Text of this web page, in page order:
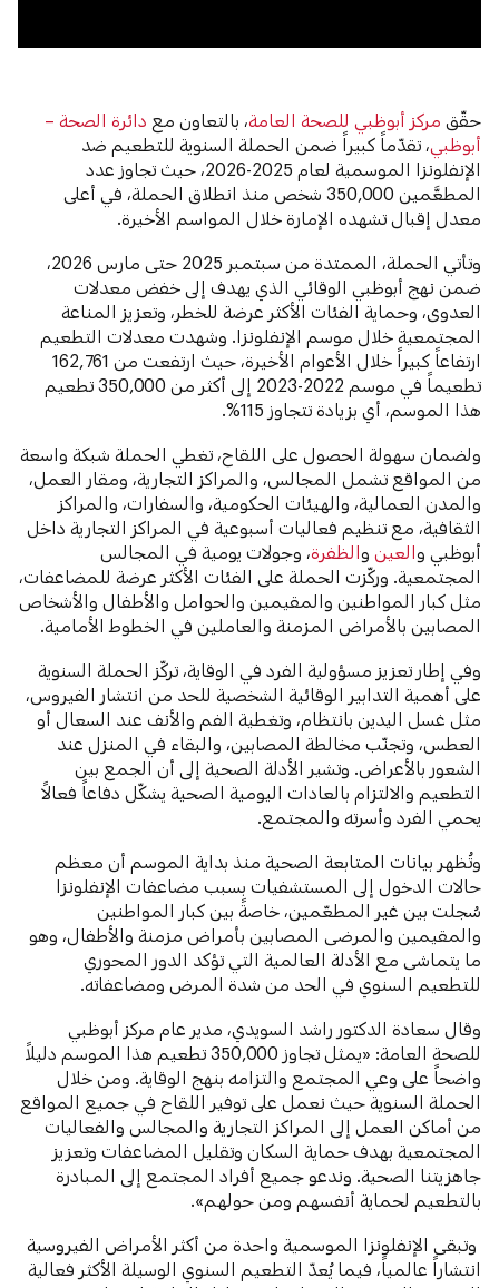
حقّقمركز أبوظبي للصحة العامة، بالتعاون مع دائرة الصحة –
أبوظبي ، تقدّماً كبيراً ضمن الحملة السنوية للتطعيم ضد
الإنفلونزا الموسمية لعام 2025-2026، حيث تجاوز عدد
المطعَّمين 350,000 شخص منذ انطلاق الحملة، في أعلى
معدل إقبال تشهده الإمارة خلال المواسم الأخيرة.
وتأتي الحملة، الممتدة من سبتمبر 2025 حتى مارس 2026،
ضمن نهج أبوظبي الوقائي الذي يهدف إلى خفض معدلات
العدوى، وحماية الفئات الأكثر عرضة للخطر، وتعزيز المناعة
المجتمعية خلال موسم الإنفلونزا. وشهدت معدلات التطعيم
ارتفاعاً كبيراً خلال الأعوام الأخيرة، حيث ارتفعت من 162,761
تطعيماً في موسم 2022-2023 إلى أكثر من 350,000 تطعيم
هذا الموسم، أي بزيادة تتجاوز 115%.
ولضمان سهولة الحصول على اللقاح، تغطي الحملة شبكة واسعة
من المواقع تشمل المجالس، والمراكز التجارية، ومقار العمل،
والمدن العمالية، والهيئات الحكومية، والسفارات، والمراكز
الثقافية، مع تنظيم فعاليات أسبوعية في المراكز التجارية داخل
أبوظبي والعينوالظفرة، وجولات يومية في المجالس
المجتمعية. وركّزت الحملة على الفئات الأكثر عرضة للمضاعفات،
مثل كبار المواطنين والمقيمين والحوامل والأطفال والأشخاص
المصابين بالأمراض المزمنة والعاملين في الخطوط الأمامية.
وفي إطار تعزيز مسؤولية الفرد في الوقاية، تركّز الحملة السنوية
على أهمية التدابير الوقائية الشخصية للحد من انتشار الفيروس،
مثل غسل اليدين بانتظام، وتغطية الفم والأنف عند السعال أو
العطس، وتجنّب مخالطة المصابين، والبقاء في المنزل عند
الشعور بالأعراض. وتشير الأدلة الصحية إلى أن الجمع بين
التطعيم والالتزام بالعادات اليومية الصحية يشكّل دفاعاً فعالاً
يحمي الفرد وأسرته والمجتمع.
وتُظهر بيانات المتابعة الصحية منذ بداية الموسم أن معظم
حالات الدخول إلى المستشفيات بسبب مضاعفات الإنفلونزا
سُجلت بين غير المطعّمين، خاصةً بين كبار المواطنين
والمقيمين والمرضى المصابين بأمراض مزمنة والأطفال، وهو
ما يتماشى مع الأدلة العالمية التي تؤكد الدور المحوري
للتطعيم السنوي في الحد من شدة المرض ومضاعفاته.
وقال سعادة الدكتور راشد السويدي، مدير عام مركز أبوظبي
للصحة العامة: «يمثل تجاوز 350,000 تطعيم هذا الموسم دليلاً
واضحاً على وعي المجتمع والتزامه بنهج الوقاية. ومن خلال
الحملة السنوية حيث نعمل على توفير اللقاح في جميع المواقع
من أماكن العمل إلى المراكز التجارية والمجالس والفعاليات
المجتمعية بهدف حماية السكان وتقليل المضاعفات وتعزيز
جاهزيتنا الصحية. وندعو جميع أفراد المجتمع إلى المبادرة
بالتطعيم لحماية أنفسهم ومن حولهم».
وتبقى الإنفلونزا الموسمية واحدة من أكثر الأمراض الفيروسية
انتشاراً عالمياً، فيما يُعدّ التطعيم السنوي الوسيلة الأكثر فعالية